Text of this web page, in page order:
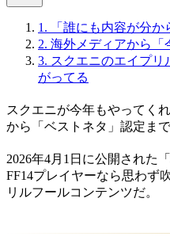
1.
「誰にも内容が分
2. 海外メディアから「
3. スクエニのエイプリ
がってる
スクエニが今年もやってく
から「ベストネタ」認定まで
2026年4月1日に公開された「
FF14プレイヤーなら思わず
リルフールコンテンツだ。